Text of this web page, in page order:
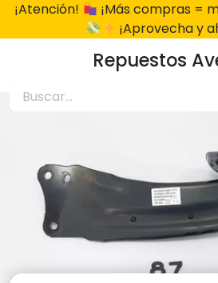
¡Atención!
¡Más compras =
¡Aprovecha y
Repuestos